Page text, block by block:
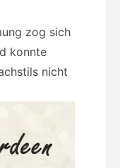
zog sich
konnte
nicht